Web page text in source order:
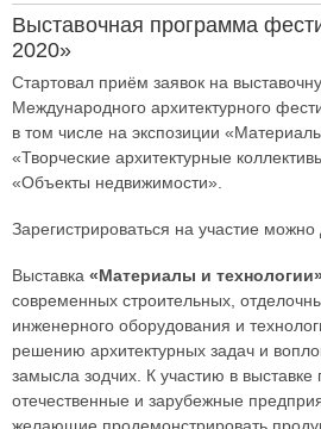
Выставочная программа
2020»
Стартовал приём заявок на
Международного архитектурного
в том числе на экспозиции
«Творческие архитектурные
«Объекты недвижимости».
Зарегистрироваться на участие можно
Выставка «Материалы и технологии»
современных строительных,
инженерного оборудования и
решению архитектурных задач и
замысла зодчих. К участию в выставке
отечественные и зарубежные